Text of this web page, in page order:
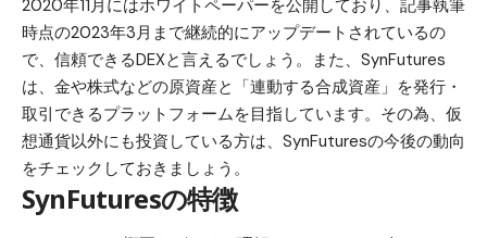
2020年11月にはホワイトペーパーを公開しており、記事執筆
時点の2023年3月まで継続的にアップデートされているの
で、信頼できるDEXと言えるでしょう。また、SynFutures
は、 金や株式などの原資産と「連動する合成資産」を発行・
取引できるプラットフォームを目指しています。その為、仮
想通貨以外にも投資している方は、SynFuturesの今後の動向
をチェックしておきましょう。
SynFuturesの特徴